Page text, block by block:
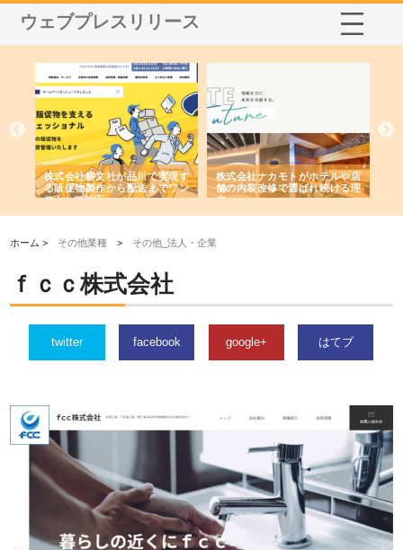
ウェブプレスリリース
株式会社耕文社が品川で実現す
る販促物製作から配送までワン
ストップ対応
株式会社ナカモトがホテルや店
舗の内装改修で選ばれ続ける理
由
ホーム > その他業種 > その他_法人・企業
ｆｃｃ株式会社
twitter facebook google+ はてブ